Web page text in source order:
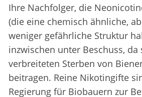
Ihre Nachfolger, die
(die eine chemisch ähnliche,
weniger gefährliche Struktur
inzwischen unter Beschuss, da
verbreiteten Sterben von
beitragen. Reine Nikotingifte
Regierung für Biobauern zur